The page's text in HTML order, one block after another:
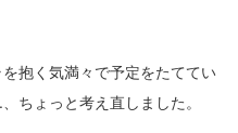
抱く気満々で予定をたててい
ちょっと考え直しました。